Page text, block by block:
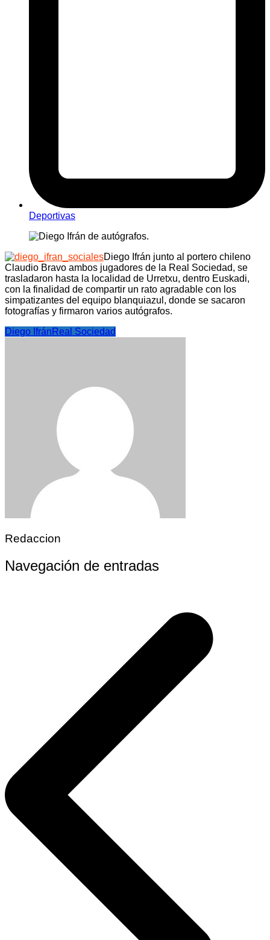
Deportivas
Diego Ifrán junto al portero chileno
Claudio Bravo ambos jugadores de la Real Sociedad, se
trasladaron hasta la localidad de Urretxu, dentro Euskadi,
con la finalidad de compartir un rato agradable con los
simpatizantes del equipo blanquiazul, donde se sacaron
fotografías y firmaron varios autógrafos.
Diego Ifrán Real Sociedad
Redaccion
Navegación de entradas